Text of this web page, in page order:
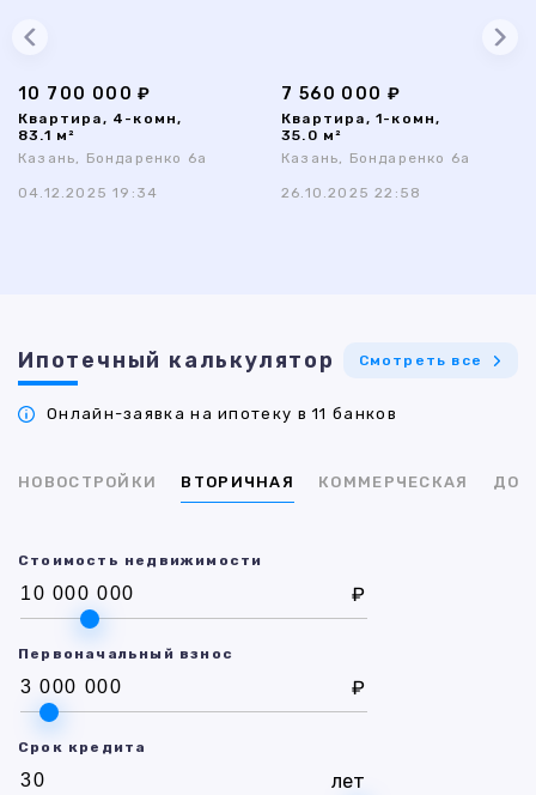
10 700 000 ₽
Квартира, 4-комн,
83.1 м²
Казань, Бондаренко 6а
04.12.2025 19:34
7 560 000 ₽
Квартира, 1-комн,
35.0 м²
Казань, Бондаренко 6а
26.10.2025 22:58
Ипотечный калькулятор Смотреть все
Онлайн-заявка на ипотеку в 11 банков
НОВОСТРОЙКИ ВТОРИЧНАЯ КОММЕРЧЕСКАЯ ДОМ
Стоимость недвижимости
₽
Первоначальный взнос
₽
Срок кредита
лет